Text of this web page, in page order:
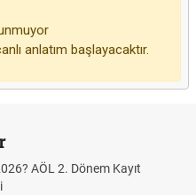
anlatım başlayacaktır.
AÖL 2. Dönem Kayıt